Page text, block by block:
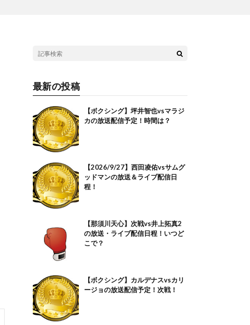
最新の投稿
【ボクシング】坪井智也vsマラジ
カの放送配信予定！時間は？
【2026/9/27】西田凌佑vsサムグ
ッドマンの放送＆ライブ配信日
程！
【那須川天心】次戦vs井上拓真2
の放送・ライブ配信日程！いつど
こで？
【ボクシング】カルデナスvsカリ
ージョの放送配信予定！次戦！